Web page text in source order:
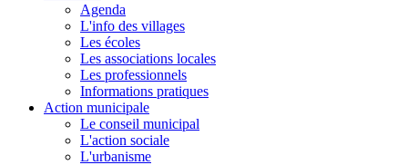
Agenda
L'info des villages
Les écoles
Les associations locales
Les professionnels
Informations pratiques
Action municipale
Le conseil municipal
L'action sociale
L'urbanisme